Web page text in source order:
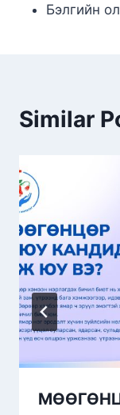
Бэлгийн
Similar